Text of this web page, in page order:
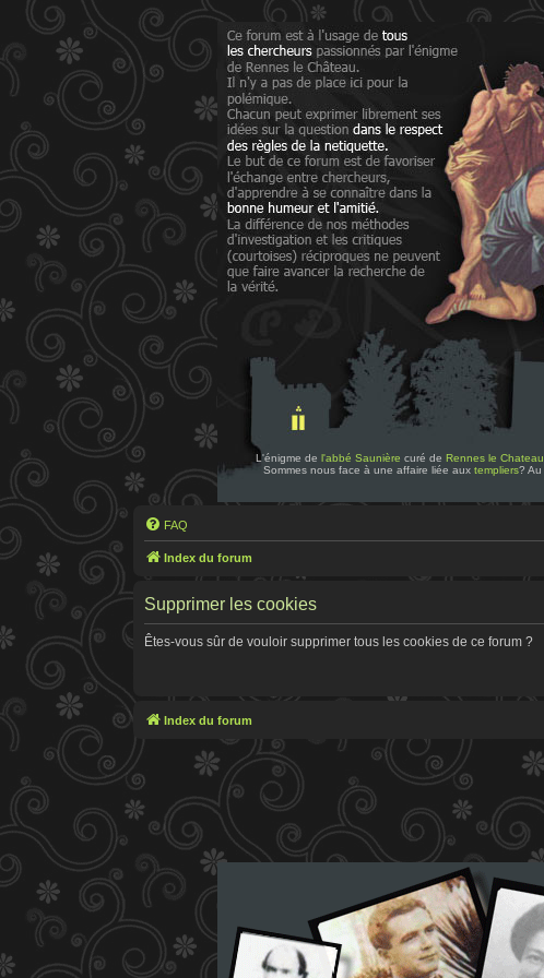
L'énigme de l'abbé Saunière curé de Rennes le Chateau
Sommes nous face à une affaire liée aux templiers? Au
FAQ
Index du forum
Supprimer les cookies
Êtes-vous sûr de vouloir supprimer tous les cookies de ce forum ?
Index du forum